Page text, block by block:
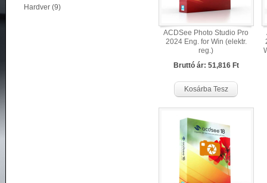
Hardver (9)
ACDSee Photo Studio Pro
2024 Eng. for Win (elektr.
reg.)
Bruttó ár: 51,816 Ft
Kosárba Tesz